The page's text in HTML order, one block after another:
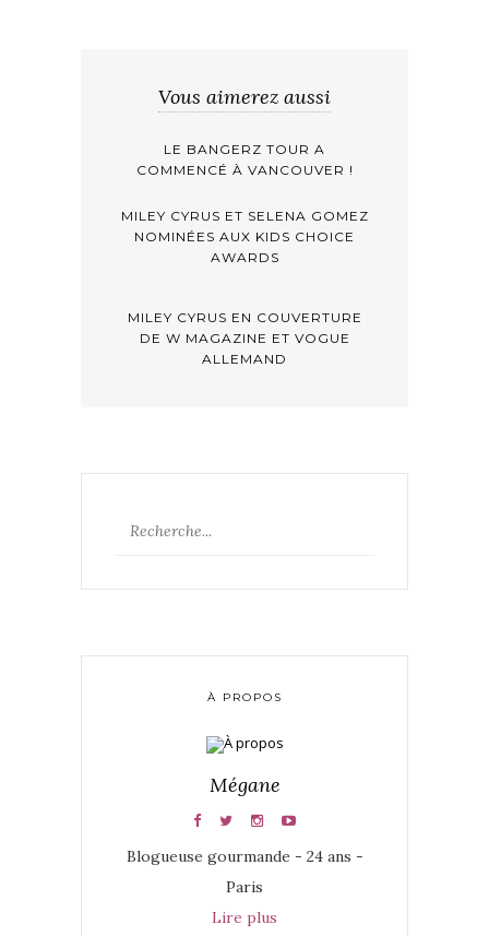
Vous aimerez aussi
LE BANGERZ TOUR A
COMMENCÉ À VANCOUVER !
MILEY CYRUS ET SELENA GOMEZ
NOMINÉES AUX KIDS CHOICE
AWARDS
MILEY CYRUS EN COUVERTURE
DE W MAGAZINE ET VOGUE
ALLEMAND
À PROPOS
Mégane
Blogueuse gourmande - 24 ans -
Paris
Lire plus